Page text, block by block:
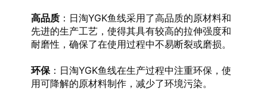
高品质：日淘YGK鱼线采用了高品质的原材料和
先进的生产工艺，使得其具有较高的拉伸强度和
耐磨性，确保了在使用过程中不易断裂或磨损。
环保：日淘YGK鱼线在生产过程中注重环保，使
用可降解的原材料制作，减少了环境污染。